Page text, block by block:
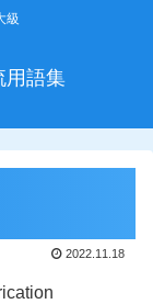
級
用語集
2022.11.18